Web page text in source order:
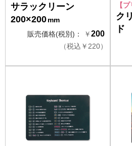
サラックリーン
200×200mm
販売価格(税別)：
￥200
（税込 ￥ 220）
【
ク
ド